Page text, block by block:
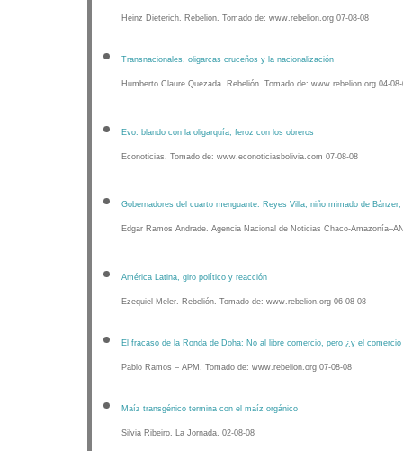
Heinz Dieterich. Rebelión. Tomado de: www.rebelion.org 07-08-08
Transnacionales, oligarcas cruceños y la nacionalización
Humberto Claure Quezada. Rebelión. Tomado de: www.rebelion.org 04-08-
Evo: blando con la oligarquía, feroz con los obreros
Econoticias. Tomado de: www.econoticiasbolivia.com 07-08-08
Gobernadores del cuarto menguante: Reyes Villa, niño mimado de
Edgar Ramos Andrade. Agencia Nacional de Noticias Chaco-
América Latina, giro político y reacción
Ezequiel Meler. Rebelión. Tomado de: www.rebelion.org 06-08-08
El fracaso de la Ronda de Doha: No al libre comercio, pero ¿y el comercio
Pablo Ramos – APM. Tomado de: www.rebelion.org 07-08-08
Maíz transgénico termina con el maíz orgánico
Silvia Ribeiro. La Jornada. 02-08-08